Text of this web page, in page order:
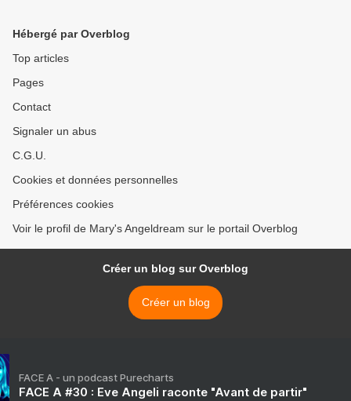
Hébergé par Overblog
Top articles
Pages
Contact
Signaler un abus
C.G.U.
Cookies et données personnelles
Préférences cookies
Voir le profil de Mary's Angeldream sur le portail Overblog
Créer un blog sur Overblog
Créer un blog
FACE A - un podcast Purecharts
FACE A #30 : Eve Angeli raconte "Avant de partir"